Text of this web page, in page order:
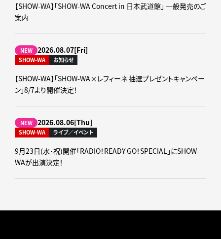
【SHOW-WA】「SHOW-WA Concert in 日本武道館」 一般発売のご
案内
NEW 2026.08.07[Fri]
SHOW-WA お知らせ
【SHOW-WA】「SHOW-WA×レフィーネ 抽選プレゼントキャンペー
ン」8/7より開催決定！
NEW 2026.08.06[Thu]
SHOW-WA ライブ／イベント
9月23日(水･祝)開催「RADIO！READY GO！SPECIAL」にSHOW-
WAが出演決定！